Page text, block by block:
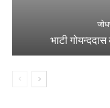
भाटी